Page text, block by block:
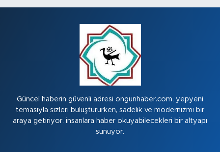
Güncel haberin güvenli adresi ongunhaber.com, yepyeni
temasıyla sizleri buluştururken, sadelik ve modernizmi bir
araya getiriyor. insanlara haber okuyabilecekleri bir altyapı
sunuyor.